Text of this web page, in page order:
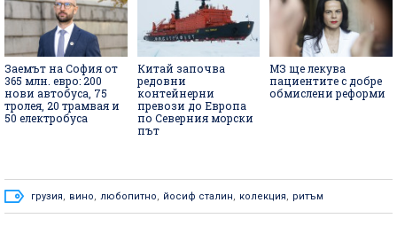
Заемът на София от
365 млн. евро: 200
нови автобуса, 75
тролея, 20 трамвая и
50 електробуса
Китай започва
редовни
контейнерни
превози до Европа
по Северния морски
път
МЗ ще лекува
пациентите с добре
обмислени реформи
грузия, вино, любопитно, йосиф сталин, колекция, ритъм